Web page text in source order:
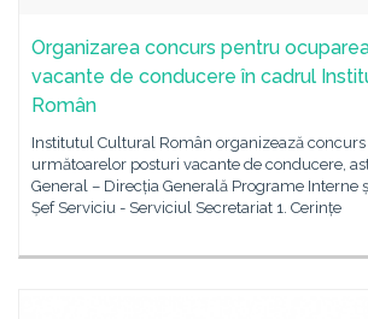
Organizarea concurs pentru
vacante de conducere în cadrul
Român
Institutul Cultural Român organizează
următoarelor posturi vacante de conducere,
General – Direcția Generală Programe Interne
Șef Serviciu - Serviciul Secretariat 1. Cerințe